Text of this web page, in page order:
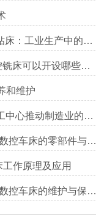
Z5140立式钻床：工业生产中的得力助手
XK7136数控铣床可以开设哪些考核项目？
和维护
VMC855加工中心推动制造业的发展
ck6130卧式数控车床的零部件与配置解析
作原理及应用
ck6130卧式数控车床的维护与保养策略